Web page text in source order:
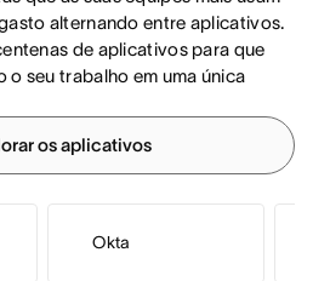
alternando entre aplicativos.
de aplicativos para que
seu trabalho em uma única
os aplicativos
Okta